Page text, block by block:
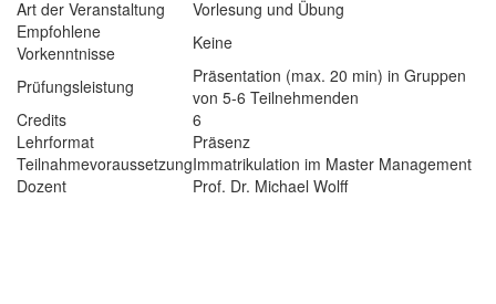
Art der Veranstaltung
Vorlesung und Übung
Empfohlene
Vorkenntnisse
Keine
Prüfungsleistung
Präsentation (max. 20 min) in Gruppen
von 5-6 Teilnehmenden
Credits
6
Lehrformat
Präsenz
TeilnahmevoraussetzungImmatrikulation im Master Management
Dozent
Prof. Dr. Michael Wolff